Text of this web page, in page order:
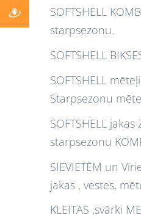
SOFTSHELL
starpsezonu.
SOFTSHELL
SOFTSHELL
Starpsezonu
SOFTSHELL jakas
starpsezonu
SIEVIETĒM un
jakas , vestes,
KLEITAS ,svārki